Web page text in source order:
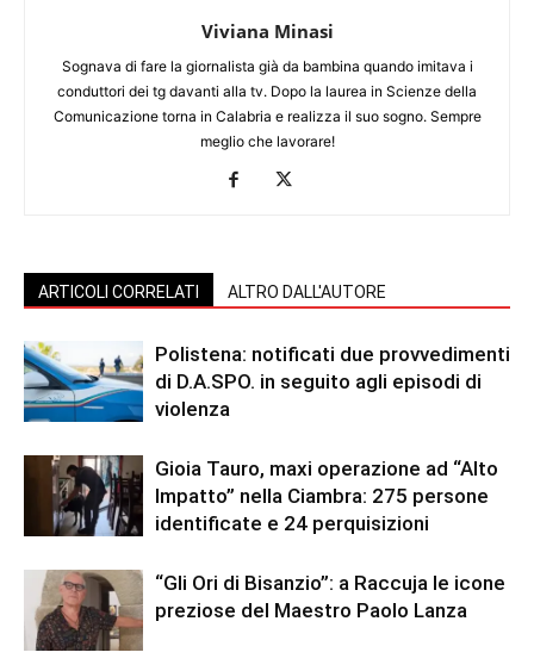
Viviana Minasi
Sognava di fare la giornalista già da bambina quando imitava i
conduttori dei tg davanti alla tv. Dopo la laurea in Scienze della
Comunicazione torna in Calabria e realizza il suo sogno. Sempre
meglio che lavorare!
ARTICOLI CORRELATI ALTRO DALL'AUTORE
Polistena: notificati due provvedimenti
di D.A.SPO. in seguito agli episodi di
violenza
Gioia Tauro, maxi operazione ad “Alto
Impatto” nella Ciambra: 275 persone
identificate e 24 perquisizioni
“Gli Ori di Bisanzio”: a Raccuja le icone
preziose del Maestro Paolo Lanza